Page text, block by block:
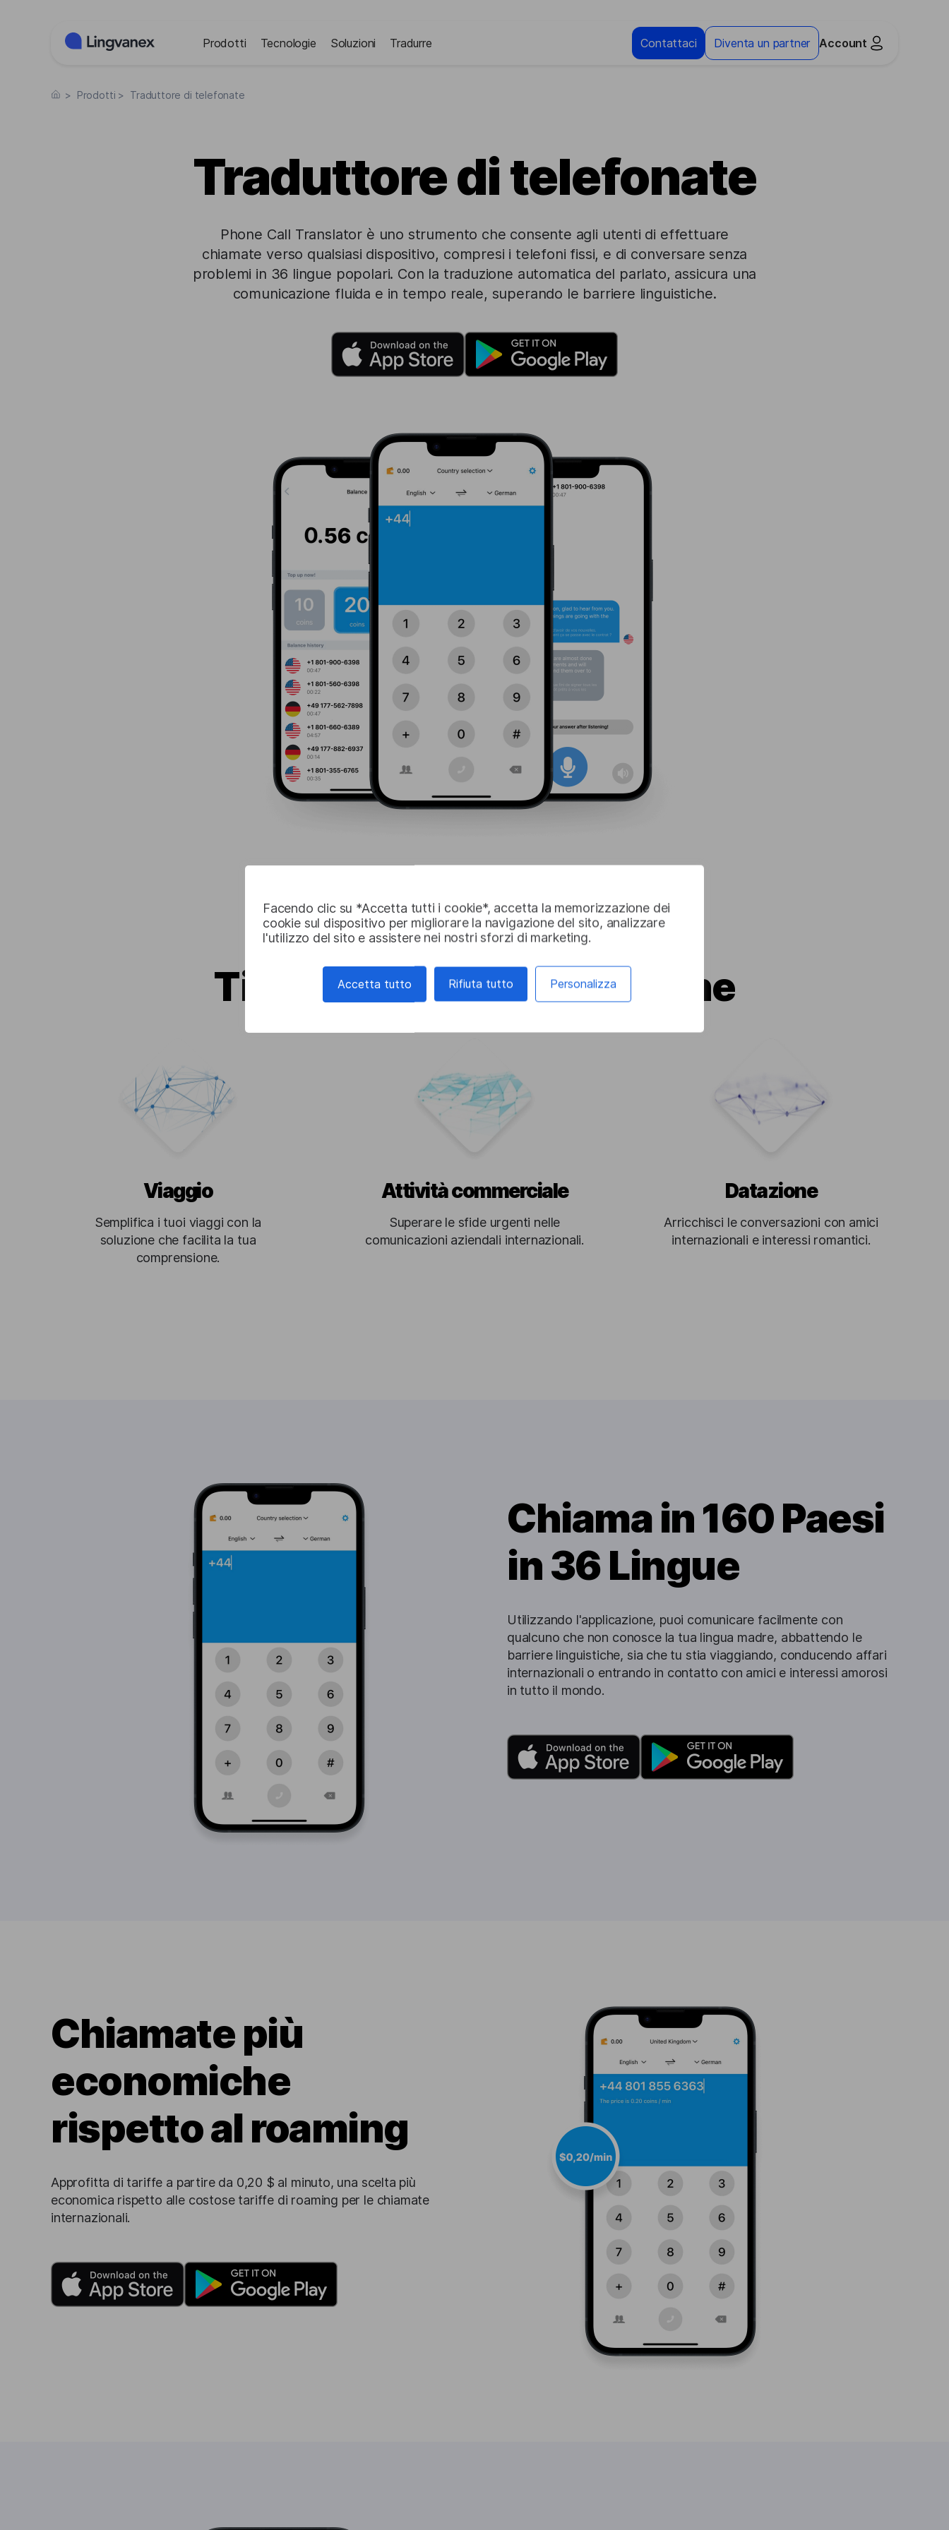
Facendo clic su *Accetta tutti i cookie*, accetta la memorizzazione dei
cookie sul dispositivo per migliorare la navigazione del sito, analizzare
l'utilizzo del sito e assistere nei nostri sforzi di marketing.
Accetta tutto Rifiuta tutto Personalizza
Prodotti Tecnologie Soluzioni Tradurre Contattaci Diventa un partner Account
> Prodotti > Traduttore di telefonate
Traduttore di telefonate
Phone Call Translator è uno strumento che consente agli utenti di effettuare
chiamate verso qualsiasi dispositivo, compresi i telefoni fissi, e di conversare senza
problemi in 36 lingue popolari. Con la traduzione automatica del parlato, assicura una
comunicazione fluida e in tempo reale, superando le barriere linguistiche.
Ti aiuterà in ogni situazione
Viaggio
Semplifica i tuoi viaggi con la
soluzione che facilita la tua
comprensione.
Attività commerciale
Superare le sfide urgenti nelle
comunicazioni aziendali internazionali.
Datazione
Arricchisci le conversazioni con amici
internazionali e interessi romantici.
Chiama in 160 Paesi
in 36 Lingue
Utilizzando l'applicazione, puoi comunicare facilmente con
qualcuno che non conosce la tua lingua madre, abbattendo le
barriere linguistiche, sia che tu stia viaggiando, conducendo affari
internazionali o entrando in contatto con amici e interessi amorosi
in tutto il mondo.
Chiamate più
economiche
rispetto al roaming
Approfitta di tariffe a partire da 0,20 $ al minuto, una scelta più
economica rispetto alle costose tariffe di roaming per le chiamate
internazionali.